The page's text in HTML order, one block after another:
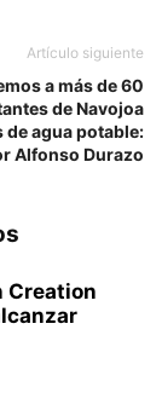
Artículo siguiente
a más de 60
de Navojoa
de agua potable:
Alfonso Durazo
Creation